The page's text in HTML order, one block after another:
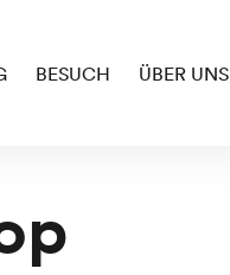
BESUCH ÜBER UNS